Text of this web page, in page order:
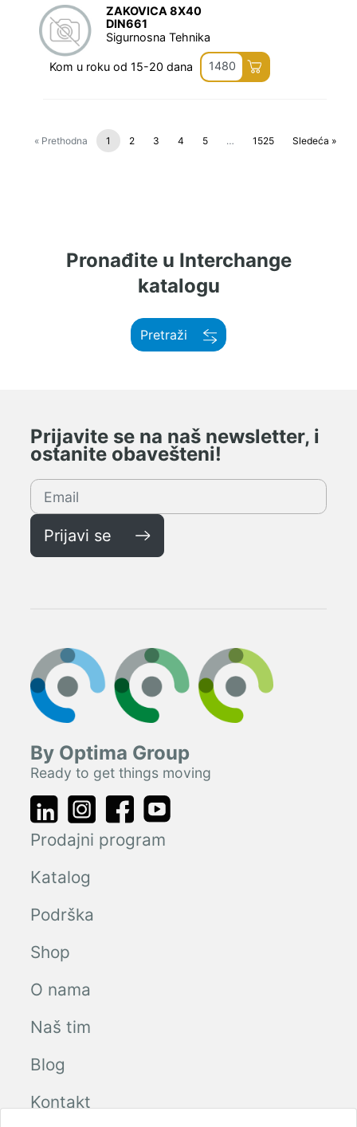
ZAKOVICA 8X40
DIN661
Sigurnosna Tehnika
Kom u roku od 15-20 dana 1480
« Prethodna 1 2 3 4 5 … 1525 Sledeća »
Pronađite u Interchange
katalogu
Pretraži
Prijavite se na naš newsletter, i
ostanite obavešteni!
Prijavi se
By Optima Group
Ready to get things moving
Prodajni program
Katalog
Podrška
Shop
O nama
Naš tim
Blog
Kontakt